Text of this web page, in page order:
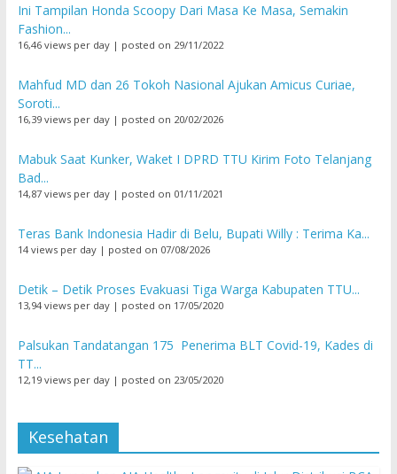
Ini Tampilan Honda Scoopy Dari Masa Ke Masa, Semakin
Fashion...
16,46 views per day| posted on 29/11/2022
Mahfud MD dan 26 Tokoh Nasional Ajukan Amicus Curiae,
Soroti...
16,39 views per day| posted on 20/02/2026
Mabuk Saat Kunker, Waket I DPRD TTU Kirim Foto Telanjang
Bad...
14,87 views per day| posted on 01/11/2021
Teras Bank Indonesia Hadir di Belu, Bupati Willy : Terima Ka...
14 views per day| posted on 07/08/2026
Detik – Detik Proses Evakuasi Tiga Warga Kabupaten TTU...
13,94 views per day| posted on 17/05/2020
Palsukan Tandatangan 175 Penerima BLT Covid-19, Kades di
TT...
12,19 views per day| posted on 23/05/2020
Kesehatan